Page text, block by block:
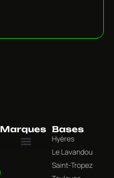
Marques Bases
Hyères
Le Lavandou
Saint-Tropez